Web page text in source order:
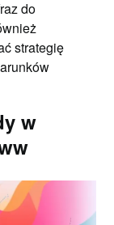
do
strategię
w